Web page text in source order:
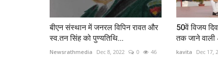
बीएन संस्थान में जनरल विपिन रावत और
स्व.तन सिंह को पुण्यतिथि...
Newsrathmedia Dec 8, 2022 0 46
50वें विजय
तक जाने वाली
kavita Dec 17,